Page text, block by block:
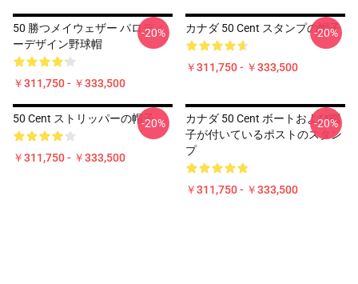
50 勝つメイウェザー パロディ
ーデザイン野球帽
￥311,750 - ￥333,500
-20% カナダ 50 Cent スタンプの帽子
￥311,750 - ￥333,500
-20%
50 Cent ストリッパーの帽子
￥311,750 - ￥333,500
-20%
カナダ 50 Cent ボートおよび帽
子が付いているポストのスタン
プ
￥311,750 - ￥333,500
-20%